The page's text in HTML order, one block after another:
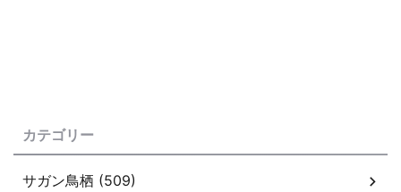
カテゴリー
サガン鳥栖 (509)